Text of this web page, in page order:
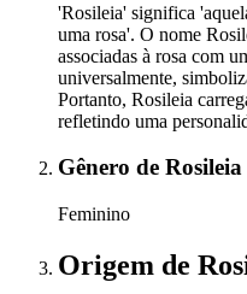
'Rosileia' significa
uma rosa'. O nome
associadas à rosa com
universalmente,
Portanto, Rosileia
refletindo uma
Gênero de Rosileia
Feminino
Origem de